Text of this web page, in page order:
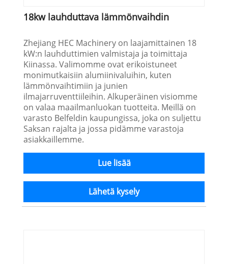
18kw lauhduttava lämmönvaihdin
Zhejiang HEC Machinery on laajamittainen 18
kW:n lauhduttimien valmistaja ja toimittaja
Kiinassa. Valimomme ovat erikoistuneet
monimutkaisiin alumiinivaluihin, kuten
lämmönvaihtimiin ja junien
ilmajarruventtiileihin. Alkuperäinen visiomme
on valaa maailmanluokan tuotteita. Meillä on
varasto Belfeldin kaupungissa, joka on suljettu
Saksan rajalta ja jossa pidämme varastoja
asiakkaillemme.
Lue lisää
Lähetä kysely